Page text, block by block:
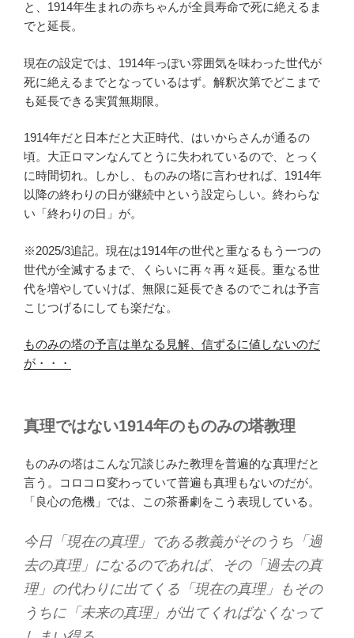
と、1914年生まれの赤ちゃんが全員寿命で死に絶えるま
でと延長。
現在の設定では、1914年っぽい雰囲気を味わった世代が
死に絶えるまでとなっているはず。解釈次第でどこまで
も延長できる実質無期限。
1914年だと日本だと大正時代、はいからさんが通るの
頃。大正ロマンなんてとうに失われているので、とっく
に時間切れ。しかし、ものみの塔に言わせれば、1914年
以降の終わりの日が継続中という設定らしい。終わらな
い「終わりの日」が。
※2025/3追記。現在は1914年の世代と重なるもう一つの
世代が全滅するまで、くらいに再々再々延長。重なる世
代を増やしていけば、無限に延長できるのでこれは予言
こじつげるにしても楽だな。
ものみの塔の予言は単なる見解、信ずるに値しないのだ
が・・・
真理ではない1914年のものみの塔教理
ものみの塔はこんな冗談じみた教理を普遍的な真理だと
言う。コロコロ変わっていて普遍も真理もないのだが。
「良心の危機」では、この茶番劇をこう表現している。
今日「現在の真理」である教義がそのうち「過
去の真理」になるのであれば、その「過去の真
理」の代わりに出てくる「現在の真理」もその
うちに「未来の真理」が出てくればなくなって